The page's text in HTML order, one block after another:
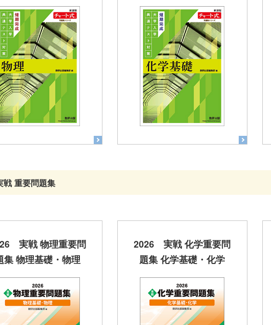
戦 重要問題集
実戦 物理重要問
集 物理基礎・物理
2026 実戦 化学重要問
題集 化学基礎・化学